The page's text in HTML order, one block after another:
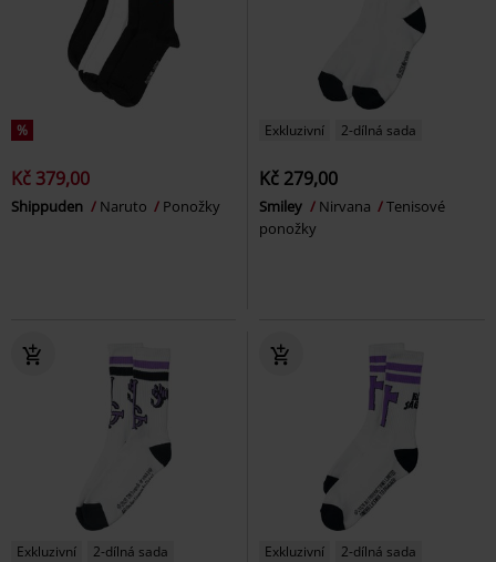
%
Kč 379,00
Shippuden Naruto Ponožky
Exkluzivní 2-dílná sada
Kč 279,00
Smiley Nirvana
Tenisové
ponožky
Exkluzivní 2-dílná sada Exkluzivní 2-dílná sada